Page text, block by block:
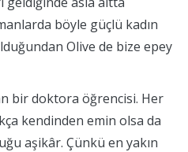
böyle güçlü kadın
Olive de bize epey
bir doktora öğrencisi. Her
kendinden emin olsa da
aşikâr. Çünkü en yakın